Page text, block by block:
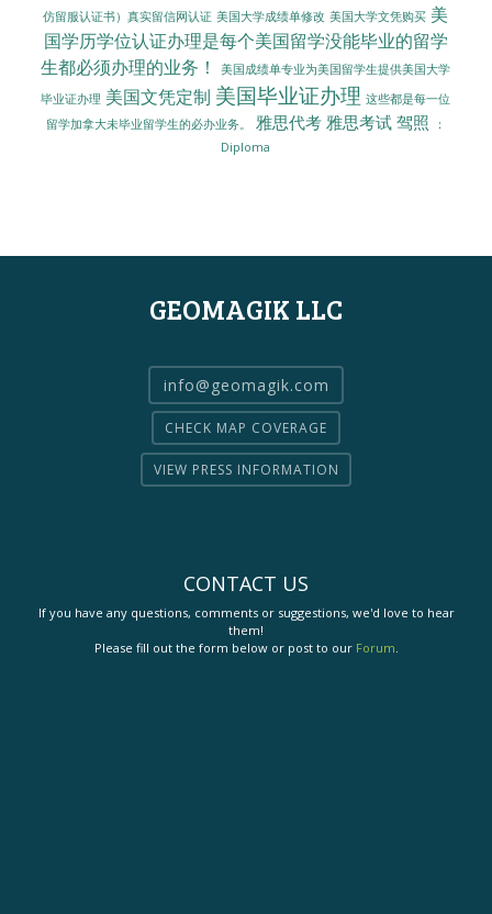
仿留服认证书）真实留信网认证 美国大学成绩单修改 美国大学文凭购买 美
国学历学位认证办理是每个美国留学没能毕业的留学
生都必须办理的业务！
美国成绩单专业为美国留学生提供美国大学
毕业证办理 美国文凭定制 美国毕业证办理 这些都是每一位
留学加拿大未毕业留学生的必办业务。
雅思代考 雅思考试 驾照
：
Diploma
GEOMAGIK LLC
info@geomagik.com
CHECK MAP COVERAGE
VIEW PRESS INFORMATION
CONTACT US
If you have any questions, comments or suggestions, we'd love to hear
them!
Please fill out the form below or post to our Forum